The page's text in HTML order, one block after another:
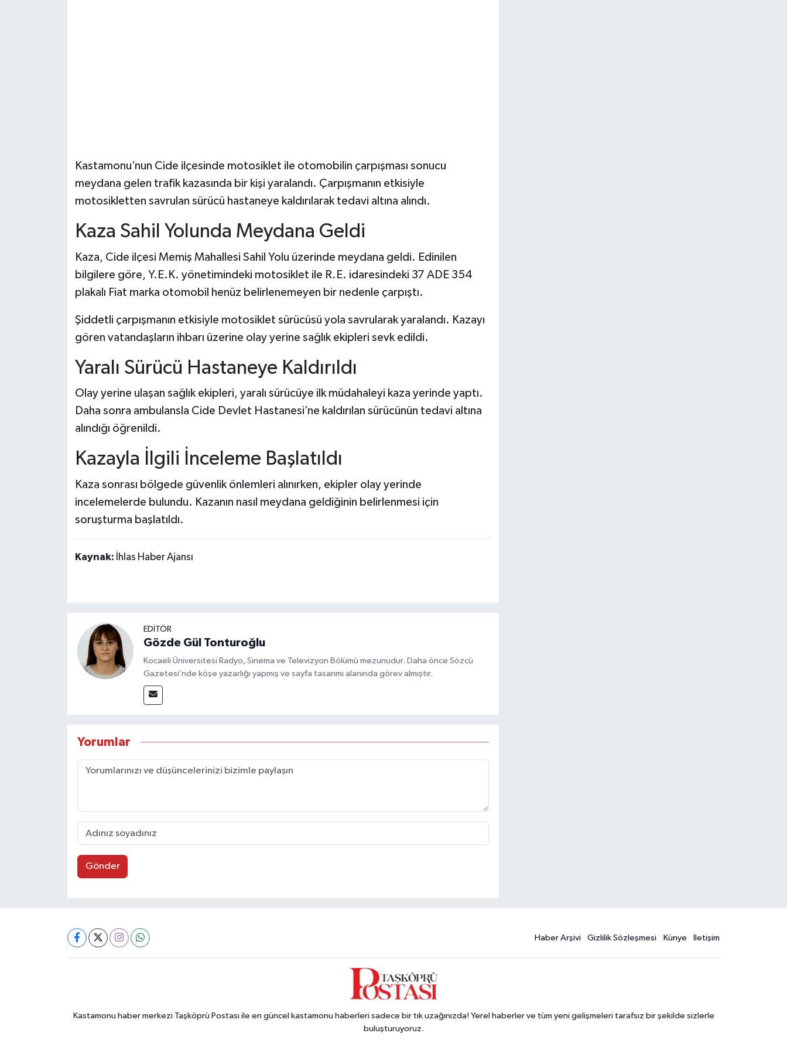
Kastamonu’nun Cide ilçesinde motosiklet ile otomobilin çarpışması sonucu
meydana gelen trafik kazasında bir kişi yaralandı. Çarpışmanın etkisiyle
motosikletten savrulan sürücü hastaneye kaldırılarak tedavi altına alındı.
Kaza Sahil Yolunda Meydana Geldi
Kaza, Cide ilçesi Memiş Mahallesi Sahil Yolu üzerinde meydana geldi. Edinilen
bilgilere göre, Y.E.K. yönetimindeki motosiklet ile R.E. idaresindeki 37 ADE 354
plakalı Fiat marka otomobil henüz belirlenemeyen bir nedenle çarpıştı.
Şiddetli çarpışmanın etkisiyle motosiklet sürücüsü yola savrularak yaralandı. Kazayı
gören vatandaşların ihbarı üzerine olay yerine sağlık ekipleri sevk edildi.
Yaralı Sürücü Hastaneye Kaldırıldı
Olay yerine ulaşan sağlık ekipleri, yaralı sürücüye ilk müdahaleyi kaza yerinde yaptı.
Daha sonra ambulansla Cide Devlet Hastanesi’ne kaldırılan sürücünün tedavi altına
alındığı öğrenildi.
Kazayla İlgili İnceleme Başlatıldı
Kaza sonrası bölgede güvenlik önlemleri alınırken, ekipler olay yerinde
incelemelerde bulundu. Kazanın nasıl meydana geldiğinin belirlenmesi için
soruşturma başlatıldı.
Kaynak: İhlas Haber Ajansı
EDİTÖR
Gözde Gül Tonturoğlu
Kocaeli Üniversitesi Radyo, Sinema ve Televizyon Bölümü mezunudur. Daha önce Sözcü
Gazetesi’nde köşe yazarlığı yapmış ve sayfa tasarımı alanında görev almıştır.
Yorumlar
Gönder
Haber Arşivi Gizlilik Sözleşmesi Künye İletişim
Kastamonu haber merkezi Taşköprü Postası ile en güncel kastamonu haberleri sadece bir tık uzağınızda! Yerel haberler ve tüm yeni gelişmeleri tarafsız bir şekilde sizlerle
buluşturuyoruz.
Ulusal Haberler
Teknoloji Haberleri
Siyaset Haberleri
Yerel Haberler
Haber Arşivi